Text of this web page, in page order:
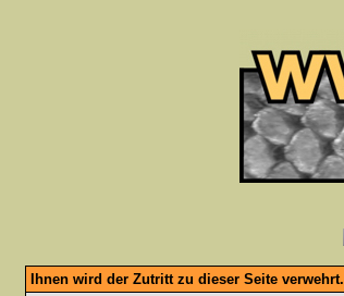
Ihnen wird der Zutritt zu dieser Seite verwehrt.